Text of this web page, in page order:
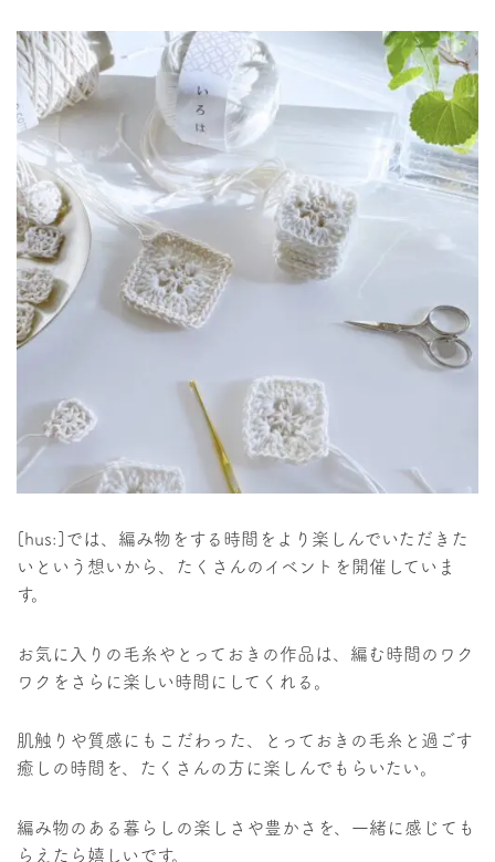
[hus:]では、編み物をする時間をより楽しんでいただきた
いという想いから、たくさんのイベントを開催していま
す。
お気に入りの毛糸やとっておきの作品は、編む時間のワク
ワクをさらに楽しい時間にしてくれる。
肌触りや質感にもこだわった、とっておきの毛糸と過ごす
癒しの時間を、たくさんの方に楽しんでもらいたい。
編み物のある暮らしの楽しさや豊かさを、一緒に感じても
らえたら嬉しいです。